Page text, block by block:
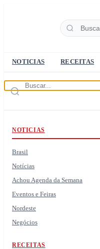
NOTICIAS RECEITAS
NOTICIAS
Brasil
Notícias
Achou Agenda da Semana
Eventos e Feiras
Nordeste
Negócios
RECEITAS